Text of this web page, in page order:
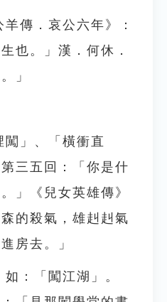
傳．哀公六年》：
也。」漢．何休．
」
」、「橫衝直
三五回：「你是什
」《兒女英雄傳》
的殺氣，雄赳赳氣
房去。」
：「闖江湖」。